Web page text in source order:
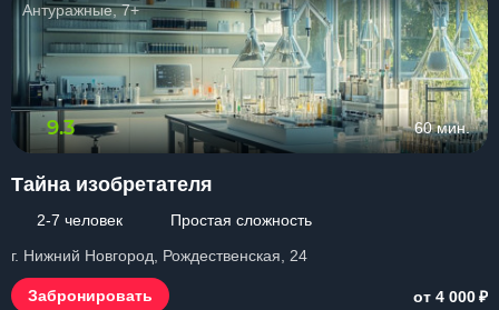
Антуражные, 7+
9.3 60 мин.
Тайна изобретателя
2-7 человек
Простая сложность
г. Нижний Новгород, Рождественская, 24
Забронировать от 4 000₽